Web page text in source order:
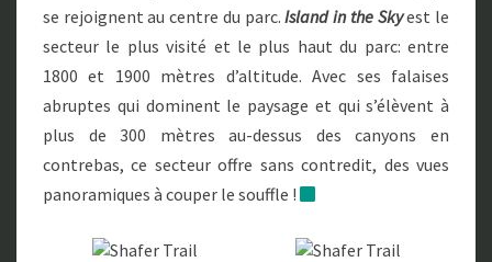
P
A
R
K
se rejoignent au centre du parc.Island in the Skyest le
secteur le plus visité et le plus haut du parc: entre
1800 et 1900 mètres d’altitude. Avec ses falaises
abruptes qui dominent le paysage et qui s’élèvent à
plus de 300 mètres au-dessus des canyons en
contrebas, ce secteur offre sans contredit, des vues
panoramiques à couper le souffle !